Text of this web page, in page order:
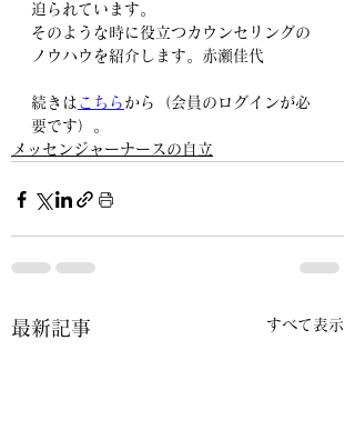
迫られています。
そのような時に役立つカウンセリングの
ノウハウを紹介します。 赤瀬佳代
続きは こちら から（会員のログインが必
要です）。
メッセンジャーナースの自立
最新記事 すべて表示